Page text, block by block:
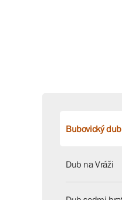
Bubovický dub
Dub na Vráži